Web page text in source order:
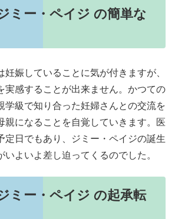
ミー・ペイジ の簡単な
妊娠していることに気が付きますが、
実感することが出来ません。かつての
学級で知り合った妊婦さんとの交流を
親になることを自覚していきます。医
定日でもあり、ジミー・ペイジの誕生
いよいよ差し迫ってくるのでした。
ミー・ペイジ の起承転